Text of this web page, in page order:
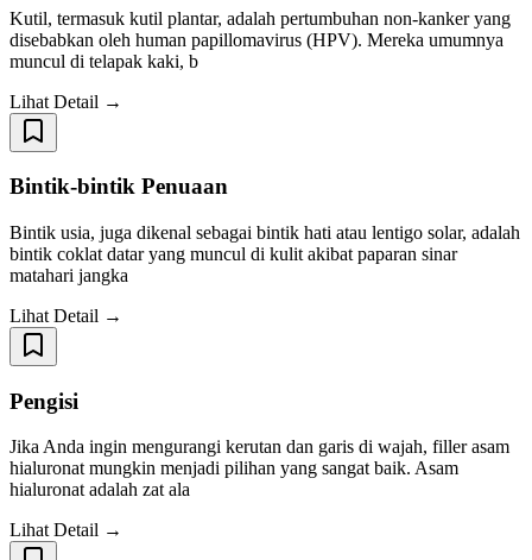
Kutil, termasuk kutil plantar, adalah pertumbuhan non-kanker yang
disebabkan oleh human papillomavirus (HPV). Mereka umumnya
muncul di telapak kaki, b
Lihat Detail →
Bintik-bintik Penuaan
Bintik usia, juga dikenal sebagai bintik hati atau lentigo solar, adalah
bintik coklat datar yang muncul di kulit akibat paparan sinar
matahari jangka
Lihat Detail →
Pengisi
Jika Anda ingin mengurangi kerutan dan garis di wajah, filler asam
hialuronat mungkin menjadi pilihan yang sangat baik. Asam
hialuronat adalah zat ala
Lihat Detail →